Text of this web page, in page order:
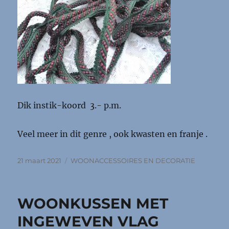
Dik instik-koord 3.- p.m.
Veel meer in dit genre , ook kwasten en franje .
Geplaatst
21 maart 2021 Categorieën
WOONACCESSOIRES EN DECORATIE
WOONKUSSEN MET
INGEWEVEN VLAG